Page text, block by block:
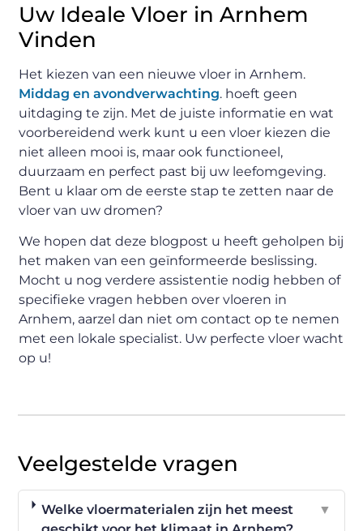
Uw Ideale Vloer in Arnhem
Vinden
Het kiezen van een nieuwe vloer in Arnhem.
Middag en avondverwachting. hoeft geen
uitdaging te zijn. Met de juiste informatie en wat
voorbereidend werk kunt u een vloer kiezen die
niet alleen mooi is, maar ook functioneel,
duurzaam en perfect past bij uw leefomgeving.
Bent u klaar om de eerste stap te zetten naar de
vloer van uw dromen?
We hopen dat deze blogpost u heeft geholpen bij
het maken van een geïnformeerde beslissing.
Mocht u nog verdere assistentie nodig hebben of
specifieke vragen hebben over vloeren in
Arnhem, aarzel dan niet om contact op te nemen
met een lokale specialist. Uw perfecte vloer wacht
op u!
Veelgestelde vragen
Welke vloermaterialen zijn het meest
▼